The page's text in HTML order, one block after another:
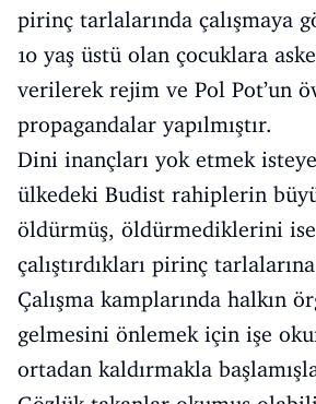
pirinç tarlalarında çalışmaya
10 yaş üstü olan çocuklara
verilerek rejim ve Pol Pot’un
propagandalar yapılmıştır.
Dini inançları yok etmek
ülkedeki Budist rahiplerin
öldürmüş, öldürmediklerini
çalıştırdıkları pirinç
Çalışma kamplarında halkın
gelmesini önlemek için işe
ortadan kaldırmakla